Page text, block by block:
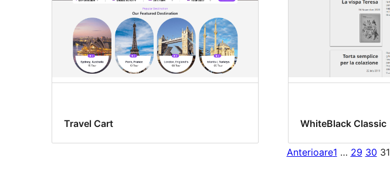
Travel Cart WhiteBlack Classic
Anterioare1 … 29 30 31